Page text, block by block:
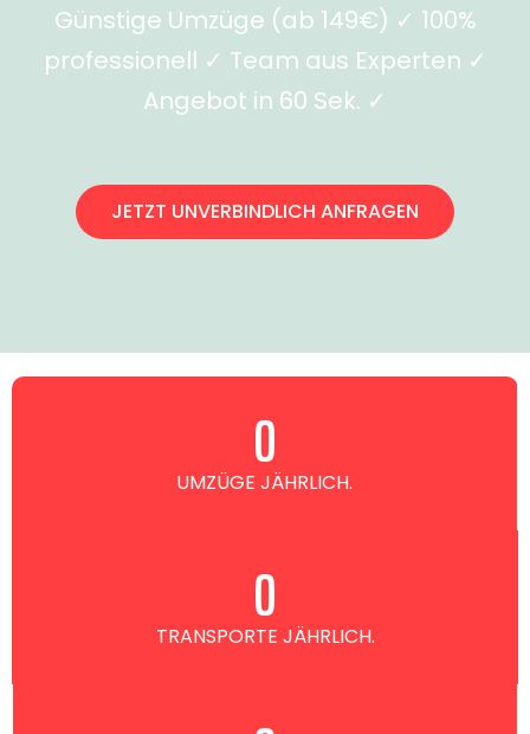
Günstige Umzüge (ab 149€) ✓ 100%
professionell ✓ Team aus Experten ✓
Angebot in 60 Sek. ✓
JETZT UNVERBINDLICH ANFRAGEN
UMZÜGE JÄHRLICH.
0
TRANSPORTE JÄHRLICH.
0